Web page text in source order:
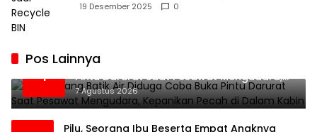
19 Desember 2025 0
Pos Lainnya
1
Penumpang Batik Air Diduga Coba Buka
Pintu Darurat Saat Pesawat Mengudara,
Kepanikan Pecah di Dalam Kabin
7 Agustus 2026
Pilu, Seorang Ibu Beserta Empat Anaknya